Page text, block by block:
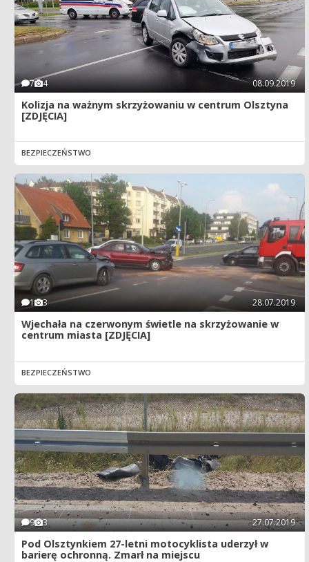
7 4 08.09.2019
Kolizja na ważnym skrzyżowaniu w centrum Olsztyna
[ZDJĘCIA]
BEZPIECZEŃSTWO
1 3 28.07.2019
Wjechała na czerwonym świetle na skrzyżowanie w
centrum miasta [ZDJĘCIA]
BEZPIECZEŃSTWO
9 3 27.07.2019
Pod Olsztynkiem 27-letni motocyklista uderzył w
barierę ochronną. Zmarł na miejscu